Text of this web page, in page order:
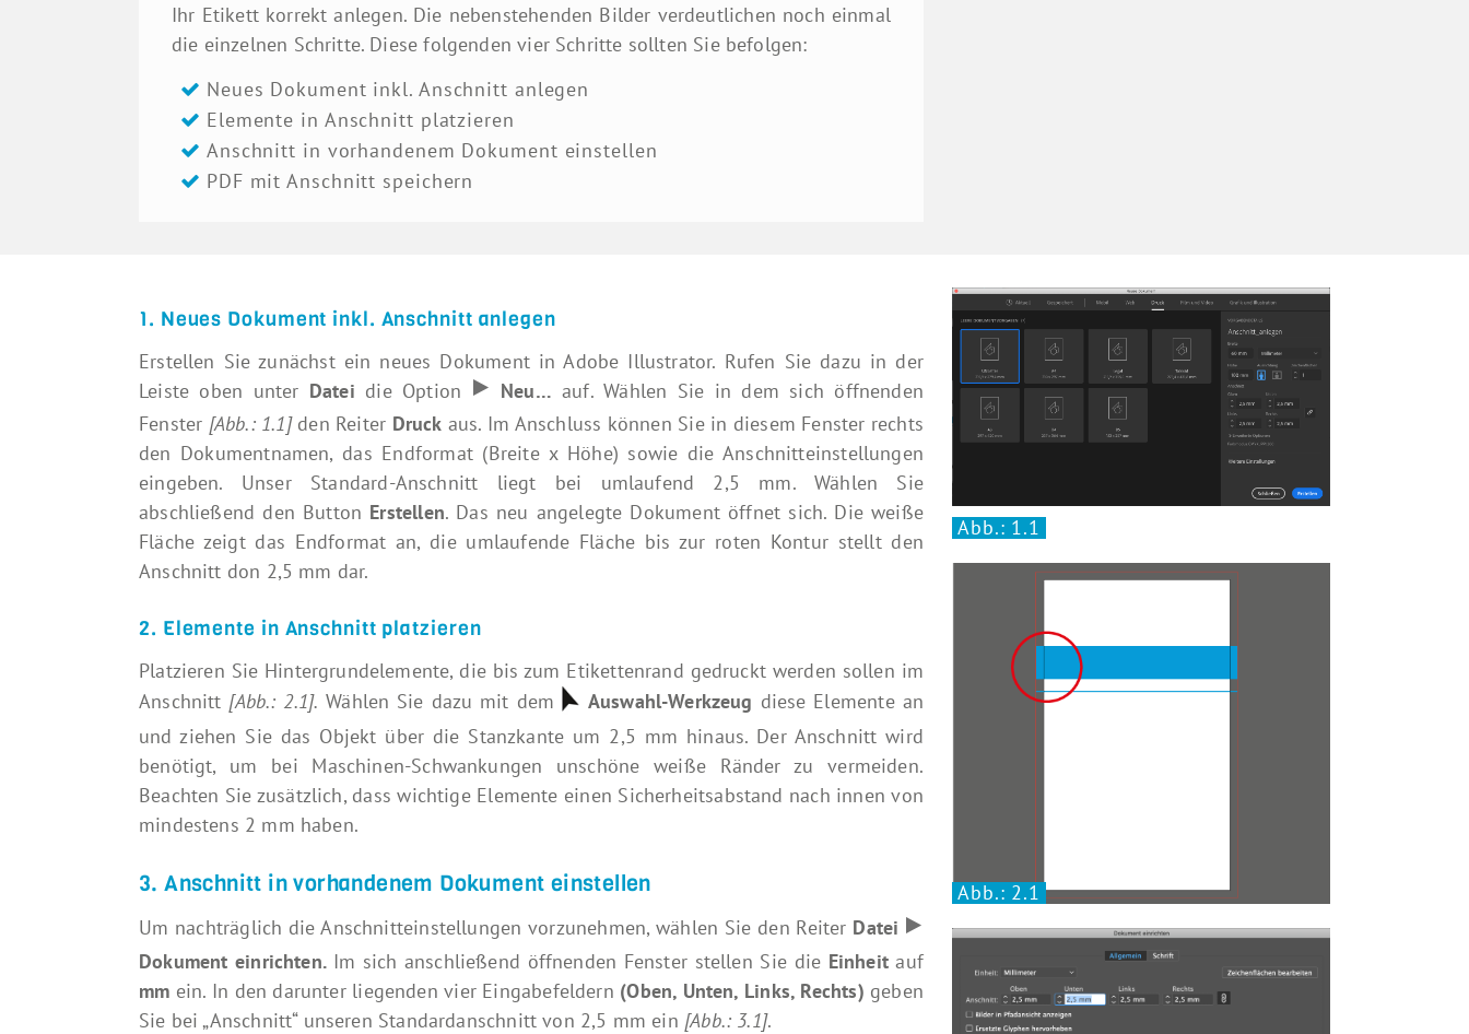
Ihr Etikett korrekt anlegen. Die nebenstehenden Bilder verdeutlichen noch einmal
die einzelnen Schritte. Diese folgenden vier Schritte sollten Sie befolgen:
Neues Dokument inkl. Anschnitt anlegen
Elemente in Anschnitt platzieren
Anschnitt in vorhandenem Dokument einstellen
PDF mit Anschnitt speichern
1. Neues Dokument inkl. Anschnitt anlegen
Erstellen Sie zunächst ein neues Dokument in Adobe Illustrator. Rufen Sie dazu in der
Leiste oben unter Datei die Option Neu… auf. Wählen Sie in dem sich öffnenden
Fenster [Abb.: 1.1] den Reiter Druck aus. Im Anschluss können Sie in diesem Fenster rechts
den Dokumentnamen, das Endformat (Breite x Höhe) sowie die Anschnitteinstellungen
eingeben. Unser Standard-Anschnitt liegt bei umlaufend 2,5 mm. Wählen Sie
abschließend den Button Erstellen. Das neu angelegte Dokument öffnet sich. Die weiße
Fläche zeigt das Endformat an, die umlaufende Fläche bis zur roten Kontur stellt den
Anschnitt don 2,5 mm dar.
2. Elemente in Anschnitt platzieren
Platzieren Sie Hintergrundelemente, die bis zum Etikettenrand gedruckt werden sollen im
Anschnitt [Abb.: 2.1]. Wählen Sie dazu mit dem Auswahl-Werkzeug diese Elemente an
und ziehen Sie das Objekt über die Stanzkante um 2,5 mm hinaus. Der Anschnitt wird
benötigt, um bei Maschinen-Schwankungen unschöne weiße Ränder zu vermeiden.
Beachten Sie zusätzlich, dass wichtige Elemente einen Sicherheitsabstand nach innen von
mindestens 2 mm haben.
3. Anschnitt in vorhandenem Dokument einstellen
Um nachträglich die Anschnitteinstellungen vorzunehmen, wählen Sie den Reiter Datei
Dokument einrichten. Im sich anschließend öffnenden Fenster stellen Sie die Einheitauf
mm ein. In den darunter liegenden vier Eingabefeldern (Oben, Unten, Links, Rechts) geben
Sie bei „Anschnitt“ unseren Standardanschnitt von 2,5 mm ein [Abb.: 3.1].
Abb.: 1.1
Abb.: 2.1